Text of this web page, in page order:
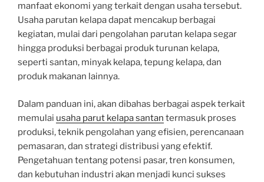
manfaat ekonomi yang terkait dengan usaha tersebut.
Usaha parutan kelapa dapat mencakup berbagai
kegiatan, mulai dari pengolahan parutan kelapa segar
hingga produksi berbagai produk turunan kelapa,
seperti santan, minyak kelapa, tepung kelapa, dan
produk makanan lainnya.
Dalam panduan ini, akan dibahas berbagai aspek terkait
memulai usaha parut kelapa santan termasuk proses
produksi, teknik pengolahan yang efisien, perencanaan
pemasaran, dan strategi distribusi yang efektif.
Pengetahuan tentang potensi pasar, tren konsumen,
dan kebutuhan industri akan menjadi kunci sukses